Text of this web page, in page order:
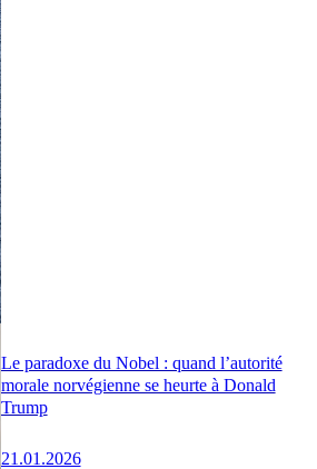
Le paradoxe du Nobel : quand l’autorité
morale norvégienne se heurte à Donald
Trump
21.01.2026